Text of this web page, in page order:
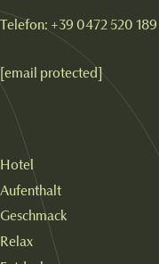
Telefon: +39 0472 520 189
[email protected]
Hotel
Aufenthalt
Geschmack
Relax